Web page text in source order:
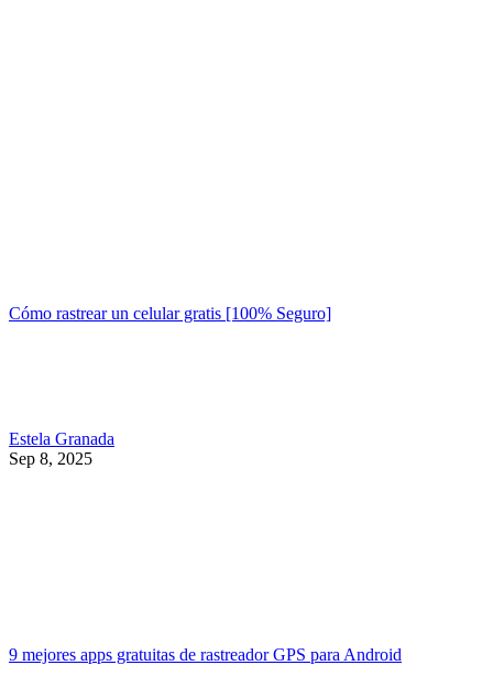
Cómo rastrear un celular gratis [100% Seguro]
Estela Granada
Sep 8, 2025
9 mejores apps gratuitas de rastreador GPS para Android